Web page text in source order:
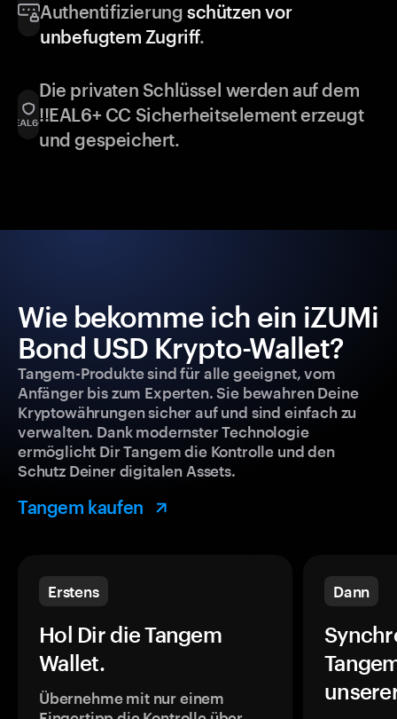
Authentifizierung schützen vor
unbefugtem Zugriff.
Die privaten Schlüssel werden auf dem
!!EAL6+ CC Sicherheitselement erzeugt
und gespeichert.
Wie bekomme ich ein iZUMi
Bond USD Krypto-Wallet?
Tangem-Produkte sind für alle geeignet, vom
Anfänger bis zum Experten. Sie bewahren Deine
Kryptowährungen sicher auf und sind einfach zu
verwalten. Dank modernster Technologie
ermöglicht Dir Tangem die Kontrolle und den
Schutz Deiner digitalen Assets.
Tangem kaufen
Erstens
Hol Dir die Tangem
Wallet.
Übernehme mit nur einem
Dann